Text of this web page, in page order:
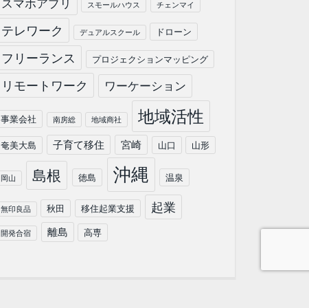
スモールハウス チェンマイ
テレワーク デュアルスクール ドローン
フリーランス プロジェクションマッピング
リモートワーク ワーケーション
事業会社 南房総 地域商社 地域活性
奄美大島 子育て移住 宮崎 山口 山形
岡山 島根 徳島 沖縄 温泉
無印良品 秋田 移住起業支援 起業
開発合宿 離島 高専